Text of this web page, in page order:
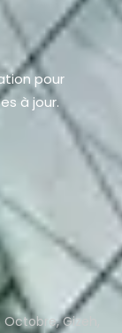
pour
à jour.
Gizeh,